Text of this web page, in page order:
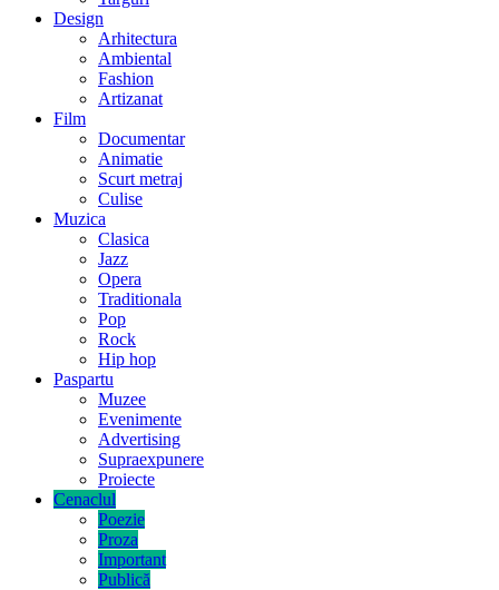
Design
Arhitectura
Ambiental
Fashion
Artizanat
Film
Documentar
Animatie
Scurt metraj
Culise
Muzica
Clasica
Jazz
Opera
Traditionala
Pop
Rock
Hip hop
Paspartu
Muzee
Evenimente
Advertising
Supraexpunere
Proiecte
Cenaclul
Poezie
Proza
Important
Publică